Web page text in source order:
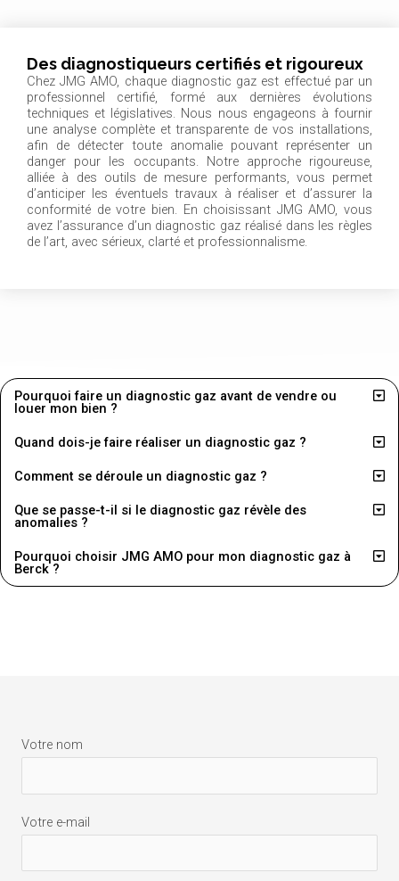
Des diagnostiqueurs certifiés et rigoureux
Chez JMG AMO, chaque diagnostic gaz est effectué par un
professionnel certifié, formé aux dernières évolutions
techniques et législatives. Nous nous engageons à fournir
une analyse complète et transparente de vos installations,
afin de détecter toute anomalie pouvant représenter un
danger pour les occupants. Notre approche rigoureuse,
alliée à des outils de mesure performants, vous permet
d’anticiper les éventuels travaux à réaliser et d’assurer la
conformité de votre bien. En choisissant JMG AMO, vous
avez l’assurance d’un diagnostic gaz réalisé dans les règles
de l’art, avec sérieux, clarté et professionnalisme.
Pourquoi faire un diagnostic gaz avant de vendre ou
louer mon bien ?
Quand dois-je faire réaliser un diagnostic gaz ?
Comment se déroule un diagnostic gaz ?
Que se passe-t-il si le diagnostic gaz révèle des
anomalies ?
Pourquoi choisir JMG AMO pour mon diagnostic gaz à
Berck ?
Votre nom
Votre e-mail